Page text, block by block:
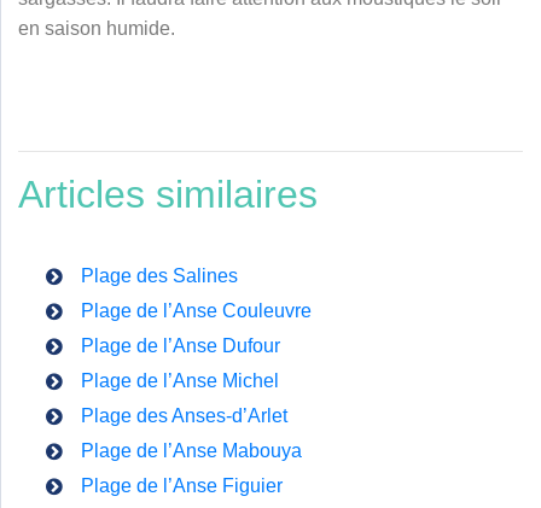
en saison humide.
Articles similaires
Plage des Salines
Plage de l’Anse Couleuvre
Plage de l’Anse Dufour
Plage de l’Anse Michel
Plage des Anses-d’Arlet
Plage de l’Anse Mabouya
Plage de l’Anse Figuier